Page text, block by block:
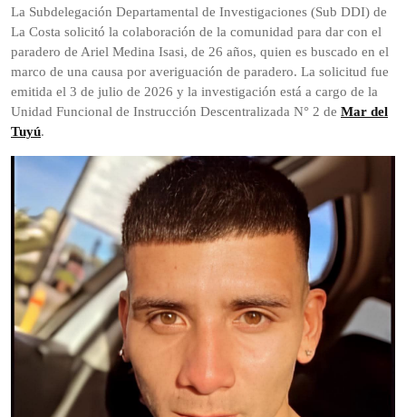
2026
La Subdelegación Departamental de Investigaciones (Sub DDI) de
La Costa solicitó la colaboración de la comunidad para dar con el
paradero de Ariel Medina Isasi, de 26 años, quien es buscado en el
marco de una causa por averiguación de paradero. La solicitud fue
emitida el 3 de julio de 2026 y la investigación está a cargo de la
Unidad Funcional de Instrucción Descentralizada N° 2 de Mar del
Tuyú.